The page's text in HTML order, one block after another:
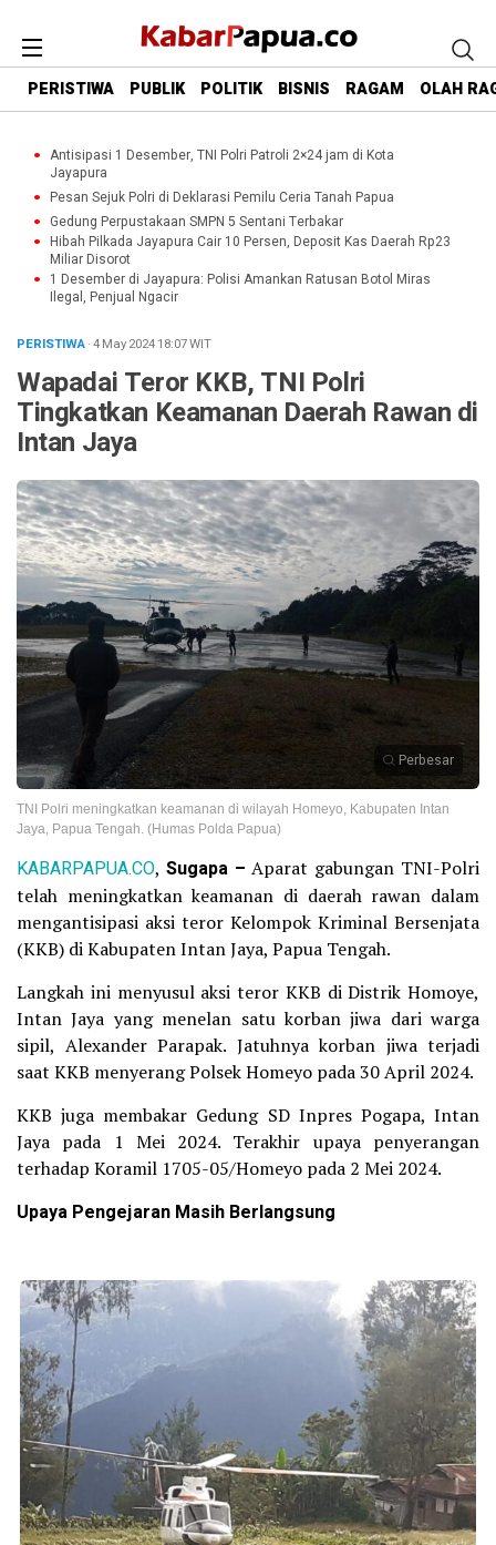
PERISTIWA PUBLIK POLITIK BISNIS RAGAM OLAH
Antisipasi 1 Desember, TNI Polri Patroli 2×24 jam di Kota
Jayapura
Pesan Sejuk Polri di Deklarasi Pemilu Ceria Tanah Papua
Gedung Perpustakaan SMPN 5 Sentani Terbakar
Hibah Pilkada Jayapura Cair 10 Persen, Deposit Kas Daerah Rp23
Miliar Disorot
1 Desember di Jayapura: Polisi Amankan Ratusan Botol Miras
Ilegal, Penjual Ngacir
PERISTIWA· 4 May 202418:07WIT
Wapadai Teror KKB, TNI Polri
Tingkatkan Keamanan Daerah Rawan di
Intan Jaya
Perbesar
TNI Polri meningkatkan keamanan di wilayah Homeyo, Kabupaten Intan
Jaya, Papua Tengah. (Humas Polda Papua)
KABARPAPUA.CO, Sugapa – Aparat gabungan TNI-Polri
telah meningkatkan keamanan di daerah rawan dalam
mengantisipasi aksi teror Kelompok Kriminal Bersenjata
(KKB) di Kabupaten Intan Jaya, Papua Tengah.
Langkah ini menyusul aksi teror KKB di Distrik Homoye,
Intan Jaya yang menelan satu korban jiwa dari warga
sipil, Alexander Parapak. Jatuhnya korban jiwa terjadi
saat KKB menyerang Polsek Homeyo pada 30 April 2024.
KKB juga membakar Gedung SD Inpres Pogapa, Intan
Jaya pada 1 Mei 2024. Terakhir upaya penyerangan
terhadap Koramil 1705-05/Homeyo pada 2 Mei 2024.
Upaya Pengejaran Masih Berlangsung